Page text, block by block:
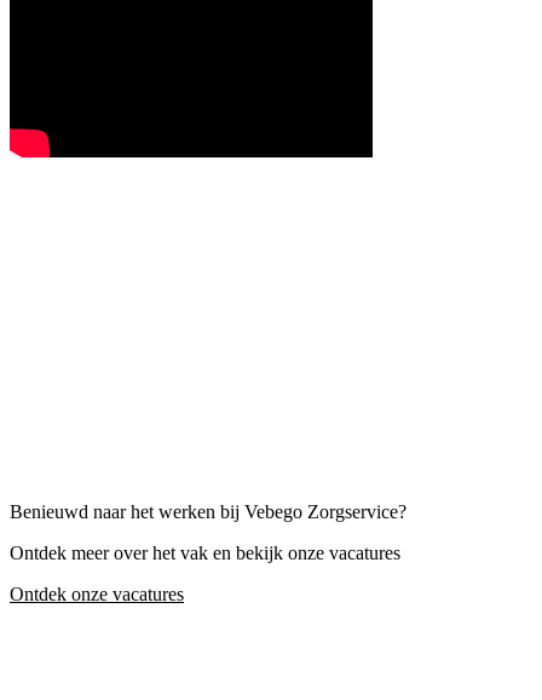
Benieuwd naar het werken bij Vebego Zorgservice?
Ontdek meer over het vak en bekijk onze vacatures
Ontdek onze vacatures